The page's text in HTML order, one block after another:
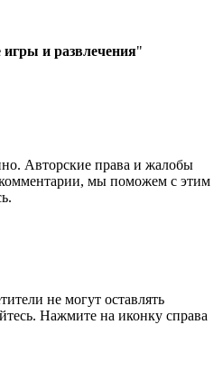
и развлечения"
Авторские права и жалобы
мы поможем с этим
не могут оставлять
Нажмите на иконку справа